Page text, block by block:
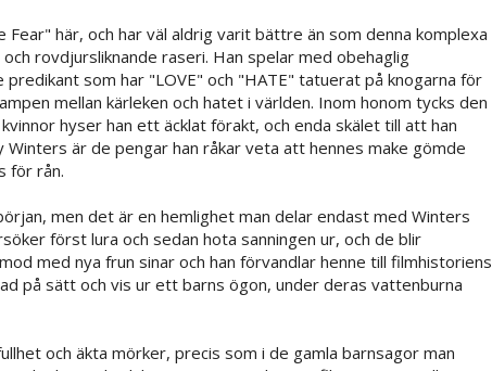
här, och har väl aldrig varit bättre än som denna komplexa
rovdjursliknande raseri. Han spelar med obehaglig
som har "LOVE" och "HATE" tatuerat på knogarna för
mellan kärleken och hatet i världen. Inom honom tycks den
hyser han ett äcklat förakt, och enda skälet till att han
är de pengar han råkar veta att hennes make gömde
för rån.
men det är en hemlighet man delar endast med Winters
först lura och sedan hota sanningen ur, och de blir
med nya frun sinar och han förvandlar henne till filmhistoriens
på sätt och vis ur ett barns ögon, under deras vattenburna
och äkta mörker, precis som i de gamla barnsagor man